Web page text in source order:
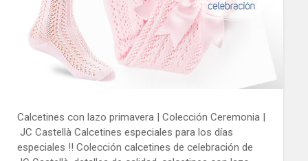
Calcetines con lazo primavera | Colección Ceremonia |
JC Castellà Calcetines especiales para los días
especiales !! Colección calcetines de celebración de